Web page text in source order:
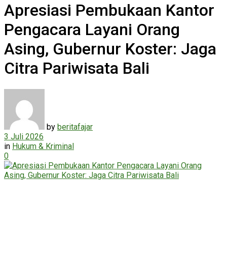
Apresiasi Pembukaan Kantor
Pengacara Layani Orang
Asing, Gubernur Koster: Jaga
Citra Pariwisata Bali
by beritafajar
3 Juli 2026
in Hukum & Kriminal
0